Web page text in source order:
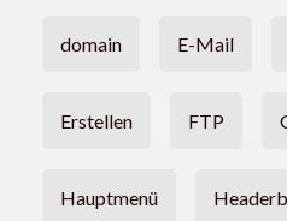
domain E-Mail
Erstellen FTP
Hauptmenü